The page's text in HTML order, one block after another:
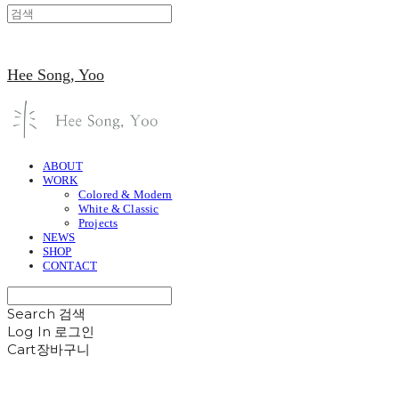
Hee Song, Yoo
ABOUT
WORK
Colored & Modern
White & Classic
Projects
NEWS
SHOP
CONTACT
Search 검색
Log In 로그인
Cart장바구니